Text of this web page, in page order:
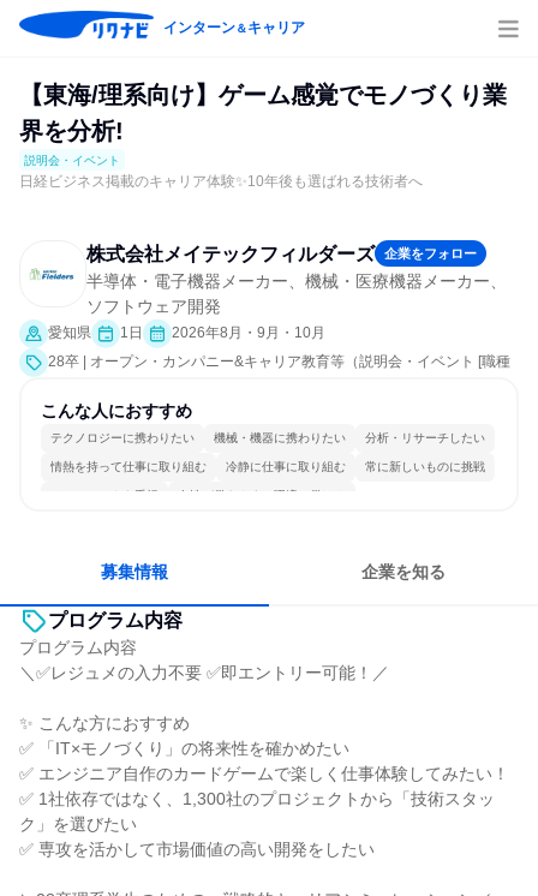
インターン＆キャリア
【東海/理系向け】ゲーム感覚でモノづくり業
界を分析!
説明会・イベント
日経ビジネス掲載のキャリア体験✨10年後も選ばれる技術者へ
株式会社メイテックフィルダーズ 企業をフォロー
半導体・電子機器メーカー、機械・医療機器メーカー、
ソフトウェア開発
愛知県 1日
2026年8月・9月・10月
28卒 | オープン・カンパニー&キャリア教育等（説明会・イベント [職種
こんな人におすすめ
テクノロジーに携わりたい 機械・機器に携わりたい 分析・リサーチしたい
情熱を持って仕事に取り組む 冷静に仕事に取り組む 常に新しいものに挑戦
チームワークを重視 女性が働きやすい環境で働ける
募集情報 企業を知る
プログラム内容
プログラム内容
＼✅レジュメの入力不要 ✅即エントリー可能！／
✨ こんな方におすすめ
✅ 「IT×モノづくり」の将来性を確かめたい
✅ エンジニア自作のカードゲームで楽しく仕事体験してみたい！
✅ 1社依存ではなく、1,300社のプロジェクトから「技術スタッ
ク」を選びたい
✅ 専攻を活かして市場価値の高い開発をしたい